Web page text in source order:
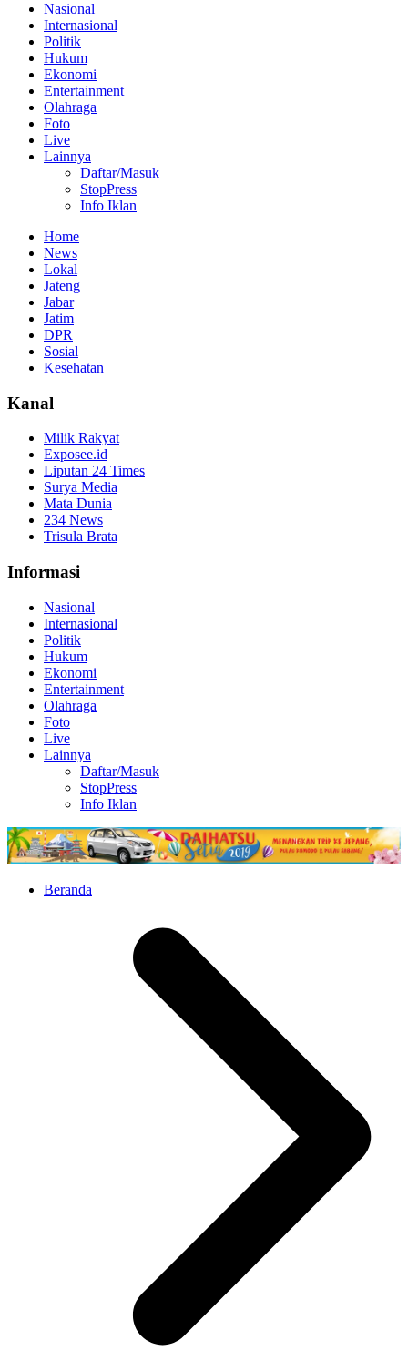
Nasional
Internasional
Politik
Hukum
Ekonomi
Entertainment
Olahraga
Foto
Live
Lainnya
Daftar/Masuk
StopPress
Info Iklan
Home
News
Lokal
Jateng
Jabar
Jatim
DPR
Sosial
Kesehatan
Kanal
Milik Rakyat
Exposee.id
Liputan 24 Times
Surya Media
Mata Dunia
234 News
Trisula Brata
Informasi
Nasional
Internasional
Politik
Hukum
Ekonomi
Entertainment
Olahraga
Foto
Live
Lainnya
Daftar/Masuk
StopPress
Info Iklan
Beranda